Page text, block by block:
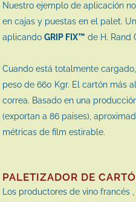
Nuestro ejemplo de aplicación
en cajas y puestas en el palet.
aplicando GRIP FIX™ de H. Rand
Cuando está totalmente
peso de 660 Kgr. El cartón más
correa. Basado en una
(exportan a 86 paises),
métricas de film estirable.
PALETIZADOR DE
Los productores de vino francés